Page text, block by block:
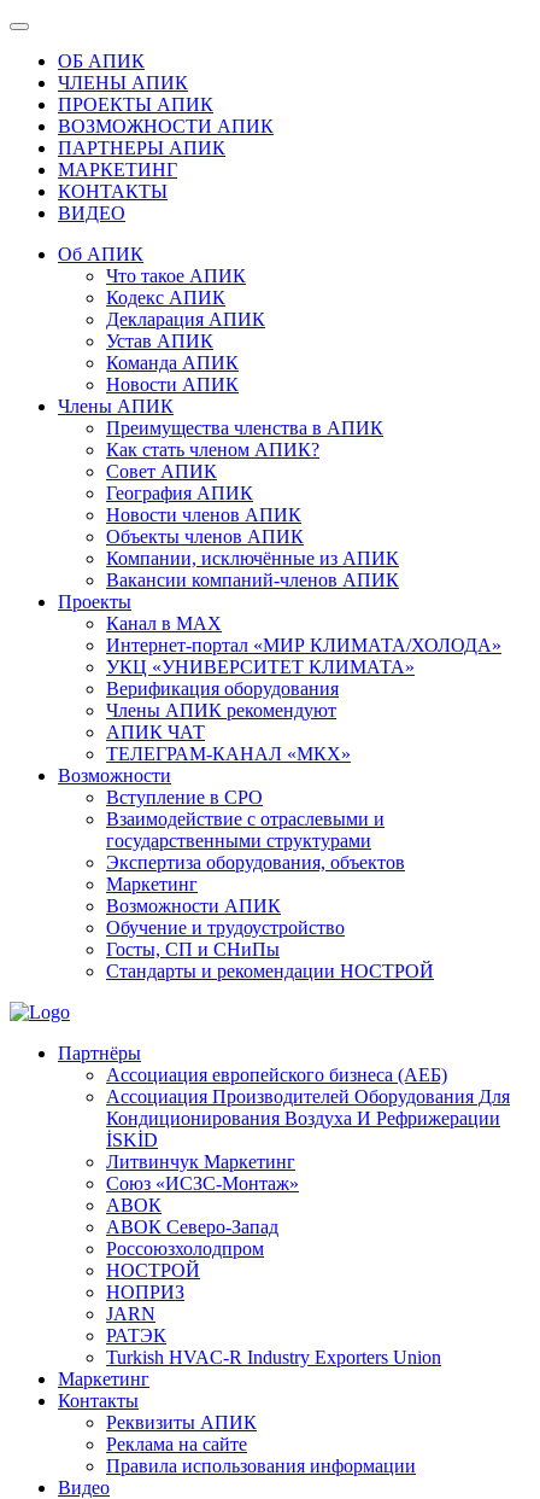
ОБ АПИК
ЧЛЕНЫ АПИК
ПРОЕКТЫ АПИК
ВОЗМОЖНОСТИ АПИК
ПАРТНЕРЫ АПИК
МАРКЕТИНГ
КОНТАКТЫ
ВИДЕО
Об АПИК
Что такое АПИК
Кодекс АПИК
Декларация АПИК
Устав АПИК
Команда АПИК
Новости АПИК
Члены АПИК
Преимущества членства в АПИК
Как стать членом АПИК?
Совет АПИК
География АПИК
Новости членов АПИК
Объекты членов АПИК
Компании, исключённые из АПИК
Вакансии компаний-членов АПИК
Проекты
Канал в MAX
Интернет-портал «МИР КЛИМАТА/ХОЛОДА»
УКЦ «УНИВЕРСИТЕТ КЛИМАТА»
Верификация оборудования
Члены АПИК рекомендуют
АПИК ЧАТ
ТЕЛЕГРАМ-КАНАЛ «МКХ»
Возможности
Вступление в СРО
Взаимодействие с отраслевыми и
государственными структурами
Экспертиза оборудования, объектов
Маркетинг
Возможности АПИК
Обучение и трудоустройство
Госты, СП и СНиПы
Стандарты и рекомендации НОСТРОЙ
Партнёры
Ассоциация европейского бизнеса (АЕБ)
Aссоциация Производителей Оборудования Для
Кондиционирования Воздуха И Рефрижерации
İSKİD
Литвинчук Маркетинг
Союз «ИСЗС-Монтаж»
АВОК
АВОК Северо-Запад
Россоюзхолодпром
НОСТРОЙ
НОПРИЗ
JARN
РАТЭК
Turkish HVAC-R Industry Exporters Union
Маркетинг
Контакты
Реквизиты АПИК
Реклама на сайте
Правила использования информации
Видео